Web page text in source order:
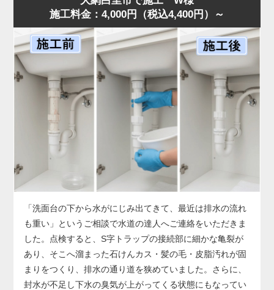
店舗では油の使用量が多いため、排水桝が短期間で満杯に
なることがあります。状況に合わせ、汚泥吸引と高圧洗浄
を連続作業で行い、油脂層を完全除去。作業後は排水も正
常化し、「明朗会計で助かった」とのお声をいただきまし
た。桝のあふれは営業停止につながる深刻なサイン。兆候
があれば早めに水道の達人へご相談ください。
施工料金：4,000円（税込4,400円）～
「洗面台の下から水がにじみ出てきて、最近は排水の流れ
も重い」というご相談で水道の達人へご連絡をいただきま
した。点検すると、S字トラップの接続部に細かな亀裂が
あり、そこへ溜まった石けんカス・髪の毛・皮脂汚れが固
まりをつくり、排水の通り道を狭めていました。さらに、
封水が不足し下水の臭気が上がってくる状態にもなってい